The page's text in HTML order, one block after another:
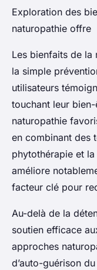
Exploration des
naturopathie offre
Les bienfaits de la
la simple
utilisateurs
touchant leur
naturopathie
en combinant des
phytothérapie et
améliore
facteur clé pour
Au-delà de la
soutien efficace
approches
d’auto-guérison